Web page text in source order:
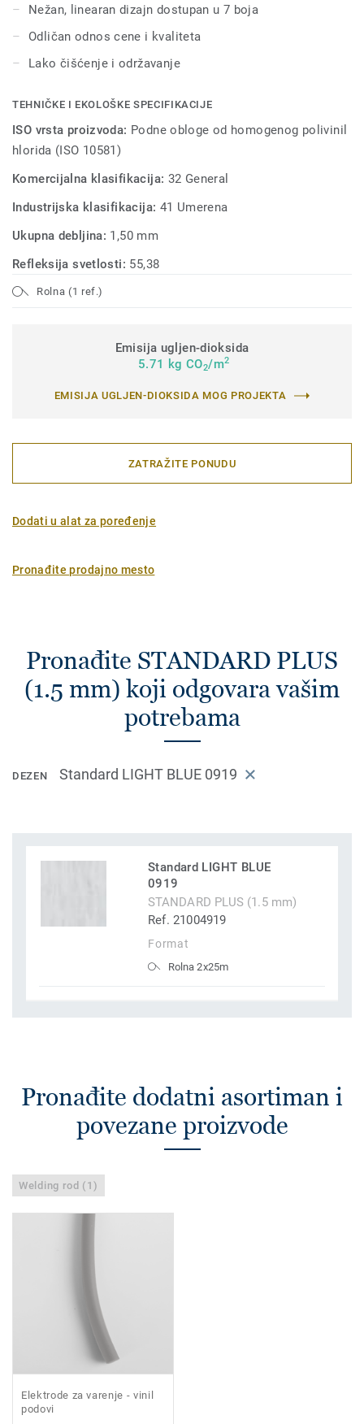
Nežan, linearan dizajn dostupan u 7 boja
Odličan odnos cene i kvaliteta
Lako čišćenje i održavanje
TEHNIČKE I EKOLOŠKE SPECIFIKACIJE
ISO vrsta proizvoda: Podne obloge od homogenog polivinil
hlorida (ISO 10581)
Komercijalna klasifikacija: 32 General
Industrijska klasifikacija: 41 Umerena
Ukupna debljina: 1,50 mm
Refleksija svetlosti: 55,38
Rolna (1 ref.)
Emisija ugljen-dioksida
5.71 kg CO2/m2
EMISIJA UGLJEN-DIOKSIDA MOG PROJEKTA
ZATRAŽITE PONUDU
Dodati u alat za poređenje
Pronađite prodajno mesto
Pronađite STANDARD PLUS
(1.5 mm) koji odgovara vašim
potrebama
DEZEN Standard LIGHT BLUE 0919
Standard LIGHT BLUE
0919
STANDARD PLUS (1.5 mm)
Ref. 21004919
Format
Rolna 2x25m
Pronađite dodatni asortiman i
povezane proizvode
Welding rod (1)
Elektrode za varenje - vinil
podovi